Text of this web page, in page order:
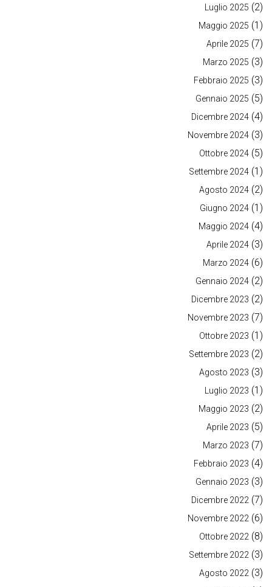
Luglio 2025 (2)
Maggio 2025 (1)
Aprile 2025 (7)
Marzo 2025 (3)
Febbraio 2025 (3)
Gennaio 2025 (5)
Dicembre 2024 (4)
Novembre 2024 (3)
Ottobre 2024 (5)
Settembre 2024 (1)
Agosto 2024 (2)
Giugno 2024 (1)
Maggio 2024 (4)
Aprile 2024 (3)
Marzo 2024 (6)
Gennaio 2024 (2)
Dicembre 2023 (2)
Novembre 2023 (7)
Ottobre 2023 (1)
Settembre 2023 (2)
Agosto 2023 (3)
Luglio 2023 (1)
Maggio 2023 (2)
Aprile 2023 (5)
Marzo 2023 (7)
Febbraio 2023 (4)
Gennaio 2023 (3)
Dicembre 2022 (7)
Novembre 2022 (6)
Ottobre 2022 (8)
Settembre 2022 (3)
Agosto 2022 (3)